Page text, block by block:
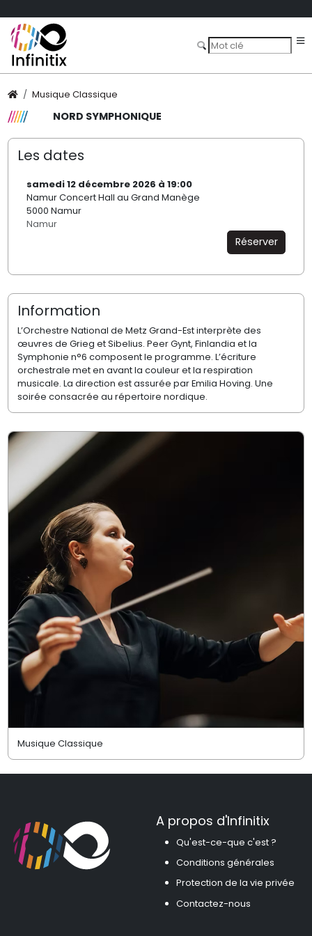
Musique Classique
NORD SYMPHONIQUE
Les dates
samedi 12 décembre 2026 à 19:00
Namur Concert Hall au Grand Manège
5000 Namur
Namur
Réserver
Information
L’Orchestre National de Metz Grand-Est interprète des
œuvres de Grieg et Sibelius. Peer Gynt, Finlandia et la
Symphonie n°6 composent le programme. L’écriture
orchestrale met en avant la couleur et la respiration
musicale. La direction est assurée par Emilia Hoving. Une
soirée consacrée au répertoire nordique.
Musique Classique
A propos d'Infinitix
Qu'est-ce-que c'est ?
Conditions générales
Protection de la vie privée
Contactez-nous